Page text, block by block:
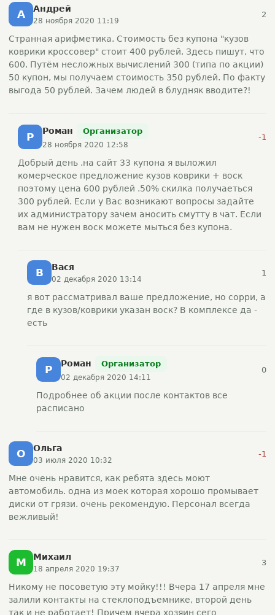
А Андрей
28 ноября 2020 11:19
2
Странная арифметика. Стоимость без купона "кузов
коврики кроссовер" стоит 400 рублей. Здесь пишут, что
600. Путём несложных вычислений 300 (типа по акции)
50 купон, мы получаем стоимость 350 рублей. По факту
выгода 50 рублей. Зачем людей в блудняк вводите?!
Р Роман Организатор
28 ноября 2020 12:58
-1
Добрый день .на сайт 33 купона я выложил
комерческое предложение кузов коврики + воск
поэтому цена 600 рублей .50% скилка получаеться
300 рублей. Если у Вас возникают вопросы задайте
их администратору зачем аносить смутту в чат. Если
вам не нужен воск можете мыться без купона.
В Вася
02 декабря 2020 13:14
1
я вот рассматривал ваше предложение, но сорри, а
где в кузов/коврики указан воск? В комплексе да -
есть
Р Роман Организатор
02 декабря 2020 14:11
0
Подробнее об акции после контактов все
расписано
О Ольга
03 июля 2020 10:32
-1
Мне очень нравится, как ребята здесь моют
автомобиль. одна из моек которая хорошо промывает
диски от грязи. очень рекомендую. Персонал всегда
вежливый!
М Михаил
18 апреля 2020 19:37
3
Никому не посоветую эту мойку!!! Вчера 17 апреля мне
залили контакты на стеклоподъемнике, второй день
так и не работает! Причем вчера хозяин сего